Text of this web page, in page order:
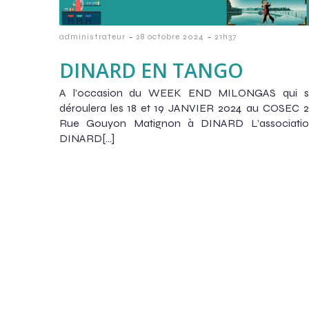
administrateur - 28 octobre 2024 - 21h37
DINARD EN TANGO
A l’occasion du WEEK END MILONGAS qui
déroulera les 18 et 19 JANVIER 2024 au COSEC
Rue Gouyon Matignon à DINARD
DINARD[…]